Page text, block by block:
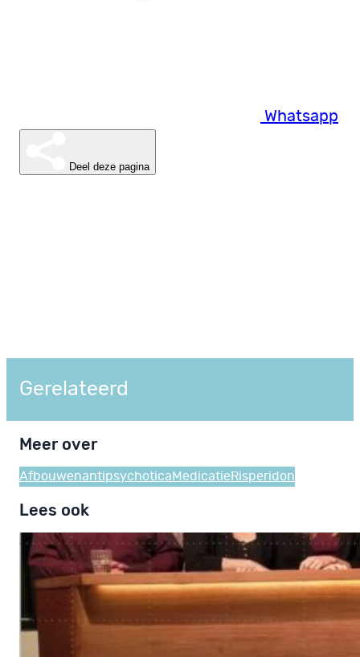
Whatsapp
Deel deze pagina
Gerelateerd
Meer over
Afbouwenantipsychotica Medicatie Risperidon
Lees ook